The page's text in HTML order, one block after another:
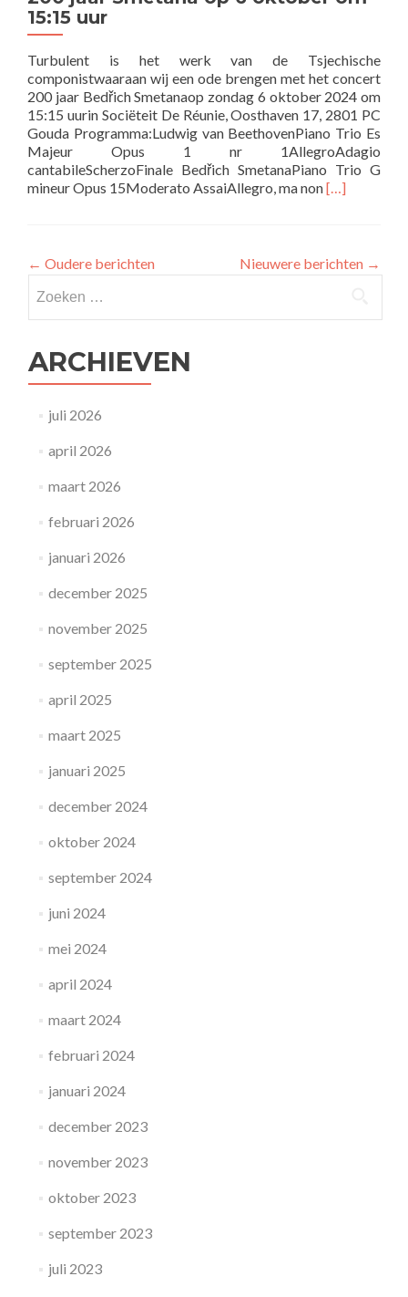
15:15 uur
Turbulent is het werk van de Tsjechische
componistwaaraan wij een ode brengen met het concert
200 jaar Bedřich Smetanaop zondag 6 oktober 2024 om
15:15 uurin Sociëteit De Réunie, Oosthaven 17, 2801 PC
Gouda Programma:Ludwig van BeethovenPiano Trio Es
Majeur Opus 1 nr 1AllegroAdagio
cantabileScherzoFinale Bedřich SmetanaPiano Trio G
mineur Opus 15Moderato AssaiAllegro, ma nonLees
Smetana
op
[…]
← Oudere berichten Nieuwere berichten →
naar:
ARCHIEVEN
juli 2026
april 2026
maart 2026
februari 2026
januari 2026
december 2025
november 2025
september 2025
april 2025
maart 2025
januari 2025
december 2024
oktober 2024
september 2024
juni 2024
mei 2024
april 2024
maart 2024
februari 2024
januari 2024
december 2023
november 2023
oktober 2023
september 2023
juli 2023